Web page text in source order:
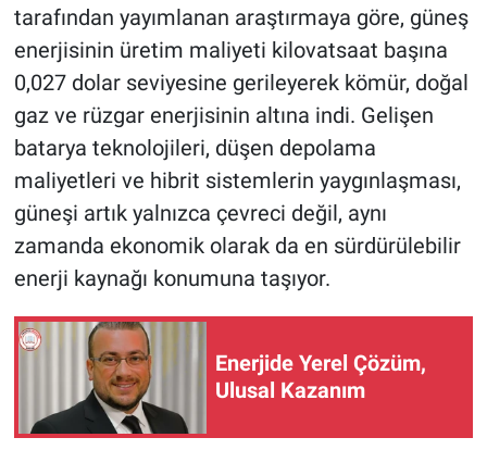
tarafından yayımlanan araştırmaya göre, güneş
enerjisinin üretim maliyeti kilovatsaat başına
0,027 dolar seviyesine gerileyerek kömür, doğal
gaz ve rüzgar enerjisinin altına indi. Gelişen
batarya teknolojileri, düşen depolama
maliyetleri ve hibrit sistemlerin yaygınlaşması,
güneşi artık yalnızca çevreci değil, aynı
zamanda ekonomik olarak da en sürdürülebilir
enerji kaynağı konumuna taşıyor.
Enerjide Yerel Çözüm,
Ulusal Kazanım